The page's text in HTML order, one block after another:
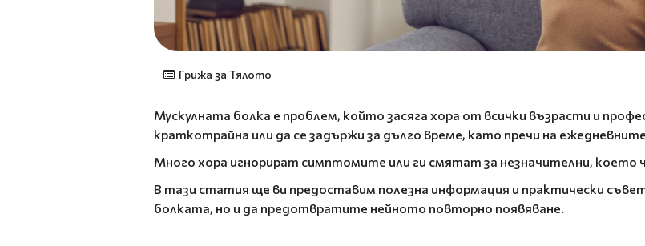
Грижа за Тялото
Мускулната болка е проблем, който засяга хора от всички възрасти и
краткотрайна или да се задържи за дълго време, като пречи на
Много хора игнорират симптомите или ги смятат за незначителни, което
В тази статия ще ви предоставим полезна информация и практически
болката, но и да предотвратите нейното повторно появяване.